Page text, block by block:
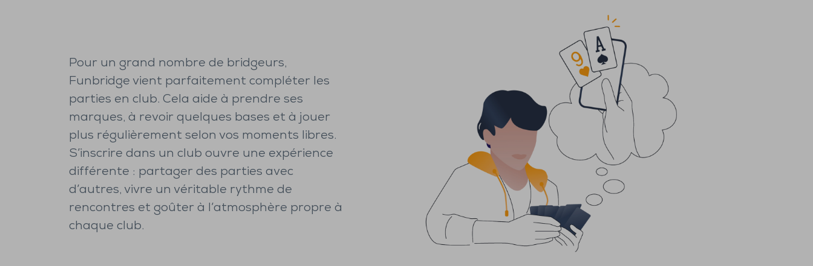
Pour un grand nombre de bridgeurs,
Funbridge vient parfaitement compléter les
parties en club. Cela aide à prendre ses
marques, à revoir quelques bases et à jouer
plus régulièrement selon vos moments libres.
S’inscrire dans un club ouvre une expérience
différente : partager des parties avec
d’autres, vivre un véritable rythme de
rencontres et goûter à l’atmosphère propre à
chaque club.